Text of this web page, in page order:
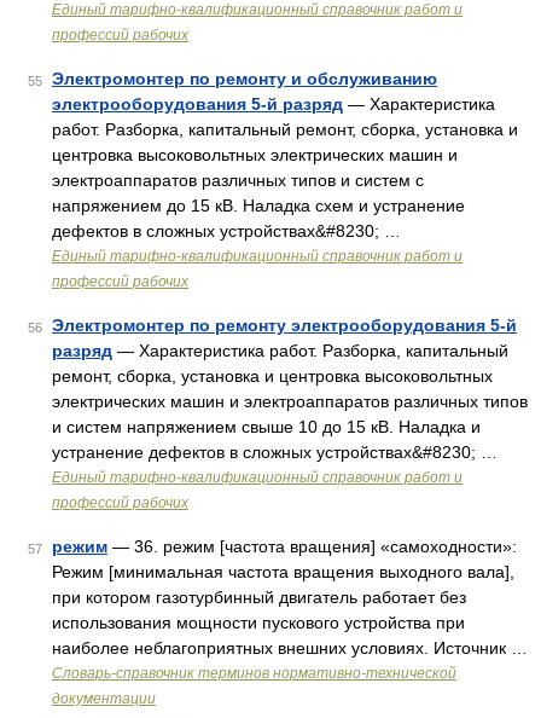
Единый тарифно-квалификационный справочник работ и
профессий рабочих
55
Электромонтер по ремонту и обслуживанию
электрооборудования 5-й разряд — Характеристика
работ. Разборка, капитальный ремонт, сборка, установка и
центровка высоковольтных электрических машин и
электроаппаратов различных типов и систем с
напряжением до 15 кВ. Наладка схем и устранение
дефектов в сложных устройствах&#8230; …
Единый тарифно-квалификационный справочник работ и
профессий рабочих
56
Электромонтер по ремонту электрооборудования 5-й
разряд — Характеристика работ. Разборка, капитальный
ремонт, сборка, установка и центровка высоковольтных
электрических машин и электроаппаратов различных типов
и систем напряжением свыше 10 до 15 кВ. Наладка и
устранение дефектов в сложных устройствах&#8230; …
Единый тарифно-квалификационный справочник работ и
профессий рабочих
57 режим — 36. режим [частота вращения] «самоходности»:
Режим [минимальная частота вращения выходного вала],
при котором газотурбинный двигатель работает без
использования мощности пускового устройства при
наиболее неблагоприятных внешних условиях. Источник …
Словарь-справочник терминов нормативно-технической
документации